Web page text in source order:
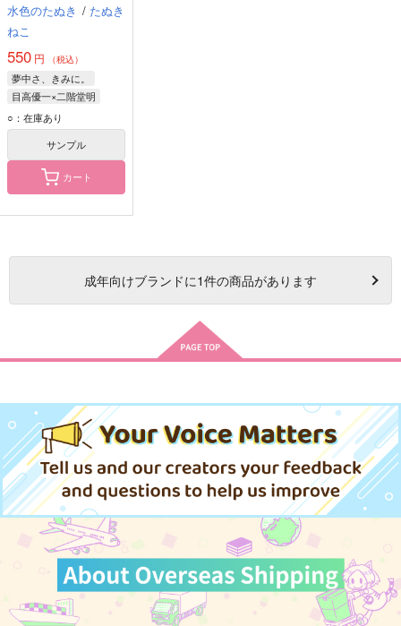
水色のたぬき / たぬき
ねこ
550 円 （税込）
夢中さ、きみに。
目高優一×二階堂明
目高優一
○：在庫あり
サンプル
カート
成年向けブランドに1件の商品があります